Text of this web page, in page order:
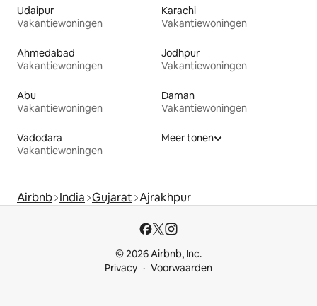
Udaipur
Vakantiewoningen
Karachi
Vakantiewoningen
Ahmedabad
Vakantiewoningen
Jodhpur
Vakantiewoningen
Abu
Vakantiewoningen
Daman
Vakantiewoningen
Vadodara
Vakantiewoningen
Meer tonen
Airbnb India Gujarat Ajrakhpur
© 2026 Airbnb, Inc.
Privacy
Voorwaarden